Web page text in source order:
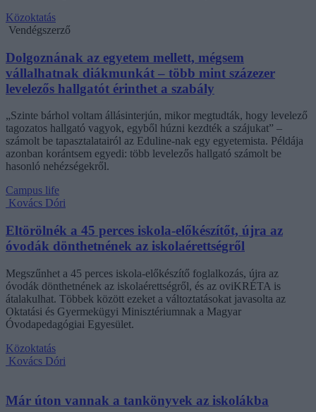
Közoktatás
Vendégszerző
Dolgoznának az egyetem mellett, mégsem
vállalhatnak diákmunkát – több mint százezer
levelezős hallgatót érinthet a szabály
„Szinte bárhol voltam állásinterjún, mikor megtudták, hogy levelező
tagozatos hallgató vagyok, egyből húzni kezdték a szájukat” –
számolt be tapasztalatairól az Eduline-nak egy egyetemista. Példája
azonban korántsem egyedi: több levelezős hallgató számolt be
hasonló nehézségekről.
Campus life
Kovács Dóri
Eltörölnék a 45 perces iskola-előkészítőt, újra az
óvodák dönthetnének az iskolaérettségről
Megszűnhet a 45 perces iskola-előkészítő foglalkozás, újra az
óvodák dönthetnének az iskolaérettségről, és az oviKRÉTA is
átalakulhat. Többek között ezeket a változtatásokat javasolta az
Oktatási és Gyermekügyi Minisztériumnak a Magyar
Óvodapedagógiai Egyesület.
Közoktatás
Kovács Dóri
Már úton vannak a tankönyvek az iskolákba